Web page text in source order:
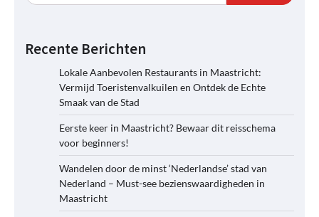
Recente Berichten
Lokale Aanbevolen Restaurants in Maastricht:
Vermijd Toeristenvalkuilen en Ontdek de Echte
Smaak van de Stad
Eerste keer in Maastricht? Bewaar dit reisschema
voor beginners!
Wandelen door de minst ‘Nederlandse’ stad van
Nederland – Must-see bezienswaardigheden in
Maastricht